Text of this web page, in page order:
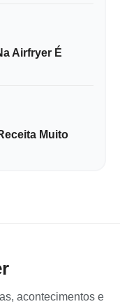
Airfryer É
Muito
acontecimentos e